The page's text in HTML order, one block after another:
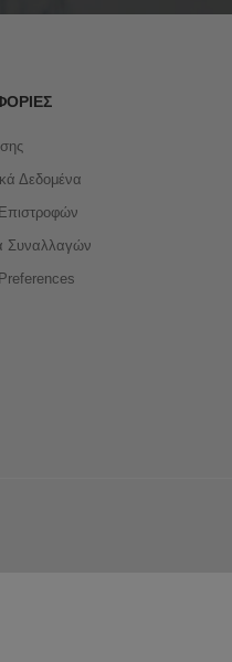
Δεδομένα
Επιστροφών
Συναλλαγών